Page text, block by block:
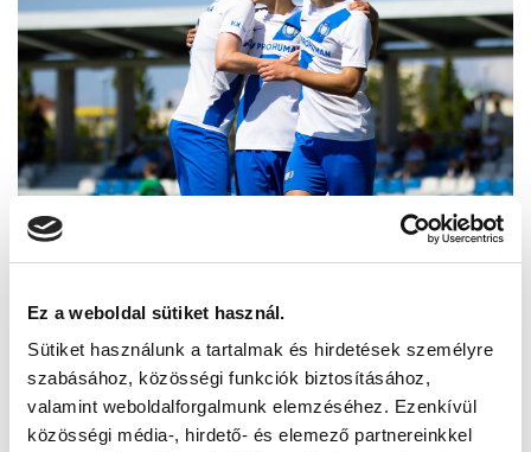
Ez a weboldal sütiket használ.
Sütiket használunk a tartalmak és hirdetések személyre
szabásához, közösségi funkciók biztosításához,
valamint weboldalforgalmunk elemzéséhez. Ezenkívül
közösségi média-, hirdető- és elemező partnereinkkel